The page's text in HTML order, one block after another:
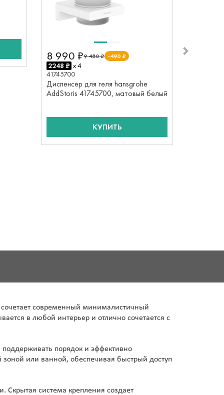
9 480 ₽ -490 ₽
8 990 ₽
2248 ₽ x 4
41745700
Диспенсер для геля hansgrohe
AddStoris 41745700, матовый белый
КУПИТЬ
современный минималистичный
в любой интерьер и отлично сочетается с
порядок и эффективно
зоной или ванной, обеспечивая быстрый доступ
Скрытая система крепления создает